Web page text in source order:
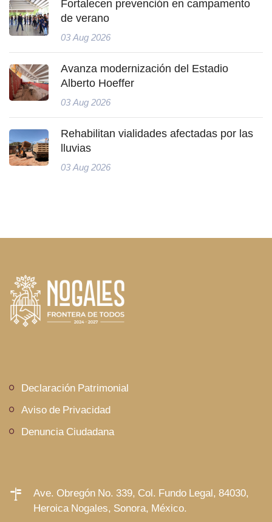
Fortalecen prevención en campamento
de verano
03 Aug 2026
Avanza modernización del Estadio
Alberto Hoeffer
03 Aug 2026
Rehabilitan vialidades afectadas por las
lluvias
03 Aug 2026
Declaración Patrimonial
Aviso de Privacidad
Denuncia Ciudadana
Ave. Obregón No. 339, Col. Fundo Legal, 84030,
Heroica Nogales, Sonora, México.